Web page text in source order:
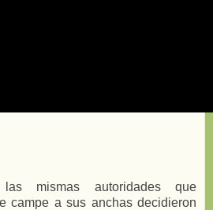
las mismas autoridades que
campe a sus anchas decidieron